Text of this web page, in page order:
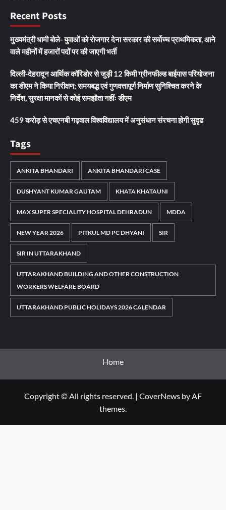
Recent Posts
मुख्यमंत्री धामी बोले- युवाओं को रोजगार देना सरकार की सर्वोच्च प्राथमिकता, आने
वाले महीनों में हजारों पदों पर की जाएगी भर्ती
दिल्ली-देहरादून आर्थिक कॉरिडोर से जुड़ी 12 किमी ग्रीनफील्ड बाईपास परियोजना
का डीएम ने किया निरीक्षण; समयबद्ध एवं गुणवत्तापूर्ण निर्माण सुनिश्चित करने के
निर्देश, सुरक्षा मानकों से कोई समझौता नहींः डीएम
459 करोड़ से एचएनबी गढ़वाल विश्वविद्यालय में अनुसंधान संरचना होगी सुदृढ
Tags
ANKITA BHANDARI ANKITA BHANDARI CASE
DUSHYANT KUMAR GAUTAM KHATA KHATAUNI
MAX SUPER SPECIALITY HOSPITAL DEHRADUN MDDA
NEW YEAR 2026 PITKUL MD PC DHYANI SIR
SIR IN UTTARAKHAND
UTTARAKHAND BUILDING AND OTHER CONSTRUCTION
WORKERS WELFARE BOARD
UTTARAKHAND PUBLIC HOLIDAYS 2026 CALENDAR
Home
Copyright © All rights reserved. | CoverNews by AF
themes.